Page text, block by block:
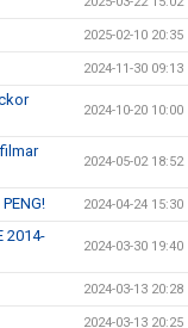
2025-02-10 20:35
2024-11-30 09:13
2024-10-20 10:00
2024-05-02 18:52
2024-04-24 15:30
2014-
2024-03-30 19:40
2024-03-13 20:28
2024-03-13 20:25